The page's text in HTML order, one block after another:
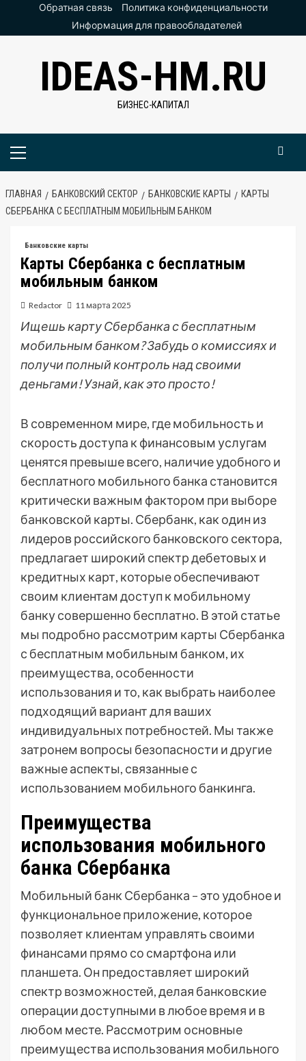
ПерейтиОбратная связь
Политика конфиденциальности
Информация для правообладателей
IDEAS-HM.RU
БИЗНЕС-КАПИТАЛ
Основное
ГЛАВНАЯ БАНКОВСКИЙ СЕКТОР БАНКОВСКИЕ КАРТЫ
КАРТЫ
СБЕРБАНКА С БЕСПЛАТНЫМ МОБИЛЬНЫМ БАНКОМ
Банковские карты
Карты Сбербанка с бесплатным
мобильным банком
Redactor 11 марта 2025
Ищешь карту Сбербанка с бесплатным
мобильным банком? Забудь о комиссиях и
получи полный контроль над своими
деньгами! Узнай, как это просто!
В современном мире, где мобильность и
скорость доступа к финансовым услугам
ценятся превыше всего, наличие удобного и
бесплатного мобильного банка становится
критически важным фактором при выборе
банковской карты. Сбербанк, как один из
лидеров российского банковского сектора,
предлагает широкий спектр дебетовых и
кредитных карт, которые обеспечивают
своим клиентам доступ к мобильному
банку совершенно бесплатно. В этой статье
мы подробно рассмотрим карты Сбербанка
с бесплатным мобильным банком, их
преимущества, особенности
использования и то, как выбрать наиболее
подходящий вариант для ваших
индивидуальных потребностей. Мы также
затронем вопросы безопасности и другие
важные аспекты, связанные с
использованием мобильного банкинга.
Преимущества
использования мобильного
банка Сбербанка
Мобильный банк Сбербанка – это удобное и
функциональное приложение, которое
позволяет клиентам управлять своими
финансами прямо со смартфона или
планшета. Он предоставляет широкий
спектр возможностей, делая банковские
операции доступными в любое время и в
любом месте. Рассмотрим основные
преимущества использования мобильного